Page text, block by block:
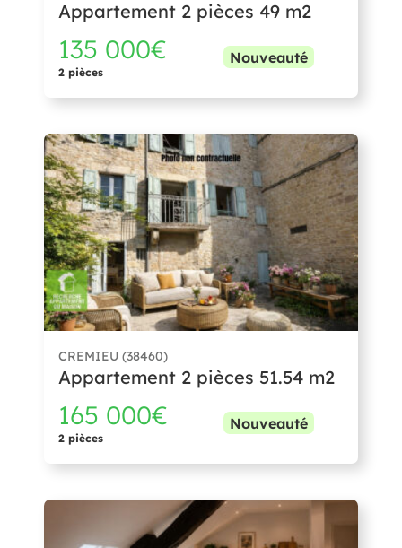
Appartement 2 pièces 49 m2
135 000€
2 pièces
Nouveauté
CREMIEU (38460)
Appartement 2 pièces 51.54 m2
165 000€
2 pièces
Nouveauté